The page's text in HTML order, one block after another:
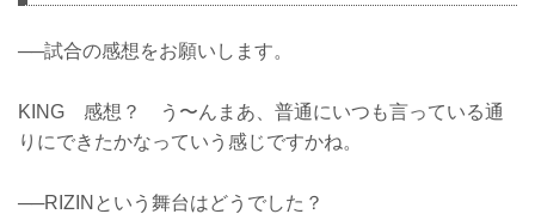
──試合の感想をお願いします。
KING 感想？ う〜んまあ、普通にいつも言っている通
りにできたかなっていう感じですかね。
──RIZINという舞台はどうでした？